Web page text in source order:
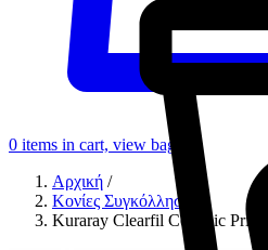
0 items in cart, view bag
Αρχική /
Κονίες Συγκόλλησης
Kuraray Clearfil Ceramic Primer